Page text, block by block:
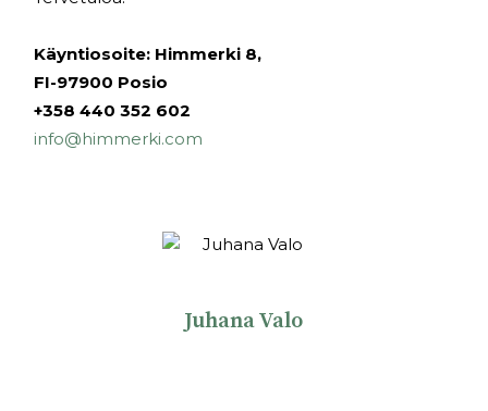
Käyntiosoite: Himmerki 8,
FI-97900 Posio
+358 440 352 602
info@himmerki.com
Juhana Valo